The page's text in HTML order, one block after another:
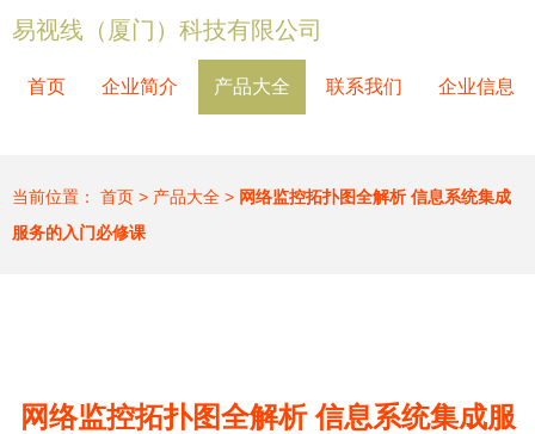
易视线（厦门）科技有限公司
首页 企业简介 产品大全 联系我们 企业信息
当前位置： 首页 > 产品大全 > 网络监控拓扑图全解析 信息系统集成
服务的入门必修课
网络监控拓扑图全解析 信息系统集成服